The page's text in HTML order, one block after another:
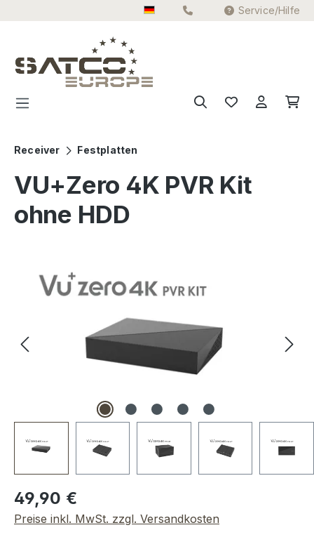
Zum Hauptinhalt springen Service/Hilfe
Receiver Festplatten
VU+Zero 4K PVR Kit
ohne HDD
Bildergalerie überspringen
Regulärer Preis:
49,90 €
Preise inkl. MwSt. zzgl. Versandkosten